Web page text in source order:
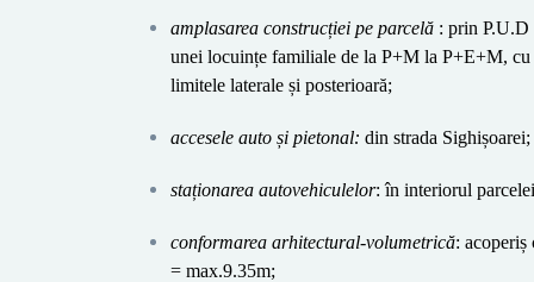
amplasarea construcției pe parcelă : prin P.U.D
unei locuințe familiale de la P+M la P+E+M,
limitele laterale și posterioară;
accesele auto și pietonal: din strada Sighișoarei;
staționarea autovehiculelor: în interiorul
conformarea arhitectural-volumetrică: acoperiș
= max.9.35m;